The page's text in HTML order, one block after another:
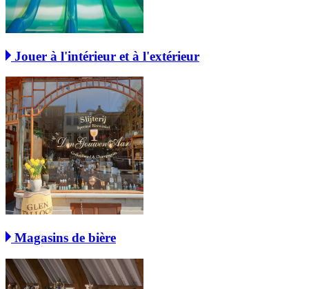
Jouer à l'intérieur et à l'extérieur
Magasins de bière